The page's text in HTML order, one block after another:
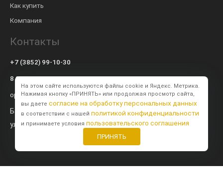
Как купить
Компания
Контакты
+7 (3852) 99-10-30
8 800 600-57-94
op@modulsib.ru
Барнаул
ул. Калинина, 71 к2
На этом сайте используются файлы cookie и Яндекс. Метрика.
Нажимая кнопку «ПРИНЯТЬ» или продолжая просмотр сайта,
вы даете согласие на обработку персональных данных
в соответствии с нашей политикой конфиденциальности
и принимаете условия пользовательского соглашения
ПРИНЯТЬ